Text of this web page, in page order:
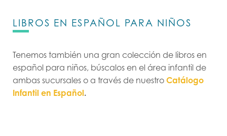
LIBROS EN ESPAÑOL PARA NIÑOS
Tenemos también una gran colección de libros en
español para niños, búscalos en el área infantil de
ambas sucursales o a través de nuestro Catálogo
Infantil en Español.